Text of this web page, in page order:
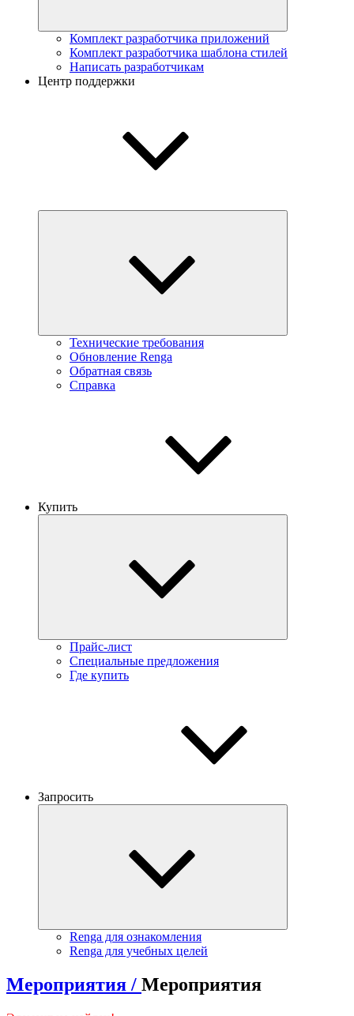
Комплект разработчика приложений
Комплект разработчика шаблона стилей
Написать разработчикам
Центр поддержки
Технические требования
Обновление Renga
Обратная связь
Справка
Купить
Прайс-лист
Специальные предложения
Где купить
Запросить
Renga для ознакомления
Renga для учебных целей
Мероприятия / Мероприятия